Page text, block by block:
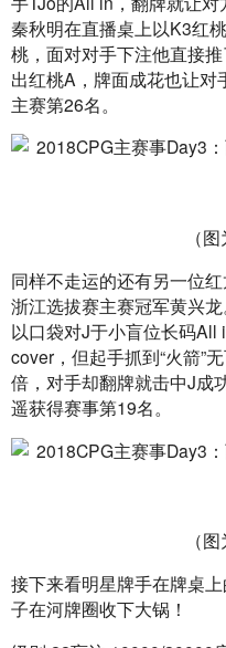
秦秋明在直播桌上以K3红
桃，面对对手下注他直接
出红桃A，牌面成花也让
主赛第26名。
（
同样不走运的还有另一位
浙江选拔赛主赛冠军黄兴
以口袋对J于小盲位长码All
cover，但起手抓到“火箭”
倍，对手却翻牌就击中J成
遥获得赛事第19名。
（
接下来看明星牌手在牌桌
子在河牌圈收下大锅！